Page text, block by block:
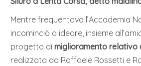
Mentre frequentava l’Accademia
incominciò a ideare, insieme
progetto dimiglioramento relativo
realizzata da Raffaele Rossetti e